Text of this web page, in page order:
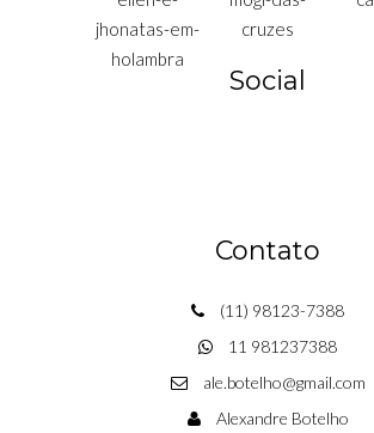
Social
Contato
(11) 98123-7388
11 981237388
ale.botelho@gmail.com
Alexandre Botelho